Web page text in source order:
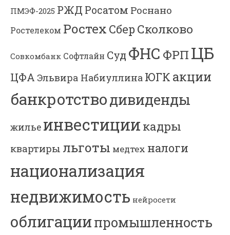
ПМЭФ-2025 РЖД Росатом Роснано
Ростелеком Ростех Сбер Сколково
Совкомбанк Софтлайн Суд ФНС ФРП ЦБ
ЦФА Эльвира Набиуллина ЮГК акции
банкротстводивиденды
жилье инвестиции кадры
квартиры льготы медтех налоги
национализация
недвижимость нейросети
облигациипромышленность